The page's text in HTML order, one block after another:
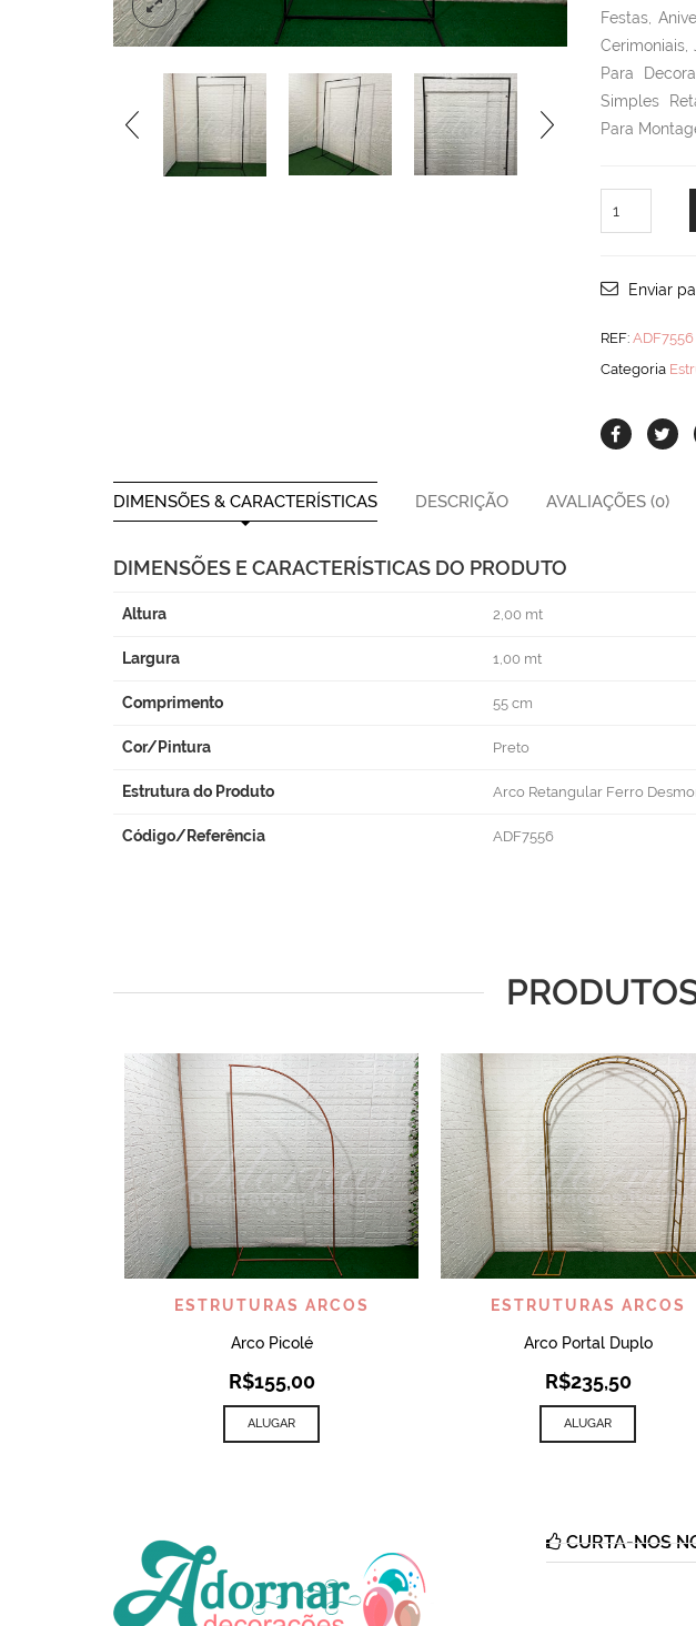
Festas,
Cerimoniais,
Para
Simples
Para
Retangular
Enviar
REF: ADF7556
Categoria
DIMENSÕES & CARACTERÍSTICAS DESCRIÇÃO AVALIAÇÕES (0)
DIMENSÕES E CARACTERÍSTICAS DO PRODUTO
Altura 2,00 mt
Largura 1,00 mt
Comprimento 55 cm
Cor/Pintura Preto
Estrutura do Produto Arco Retangular Ferro
Código/Referência ADF7556
VISUALIZAR
ESTRUTURAS ARCOS
Arco Picolé
R$155,00
ALUGAR
VISUALIZAR
ESTRUTURAS ARCOS
Arco Portal Duplo
R$235,50
ALUGAR
CURTA-NOS